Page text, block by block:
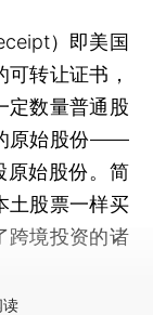
）即美国
转让证书，
定数量普通股
原始股份——
原始股份。简
土股票一样买
跨境投资的诸
读